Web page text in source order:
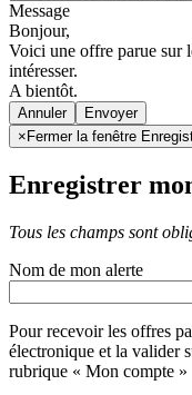
Message
Bonjour,
Voici une offre parue sur
intéresser.
A bientôt.
Annuler
× Fermer la fenêtre
Enregistrer
Tous les champs sont
Nom de mon alerte
Pour recevoir les offres
électronique et la valider
rubrique « Mon compte »